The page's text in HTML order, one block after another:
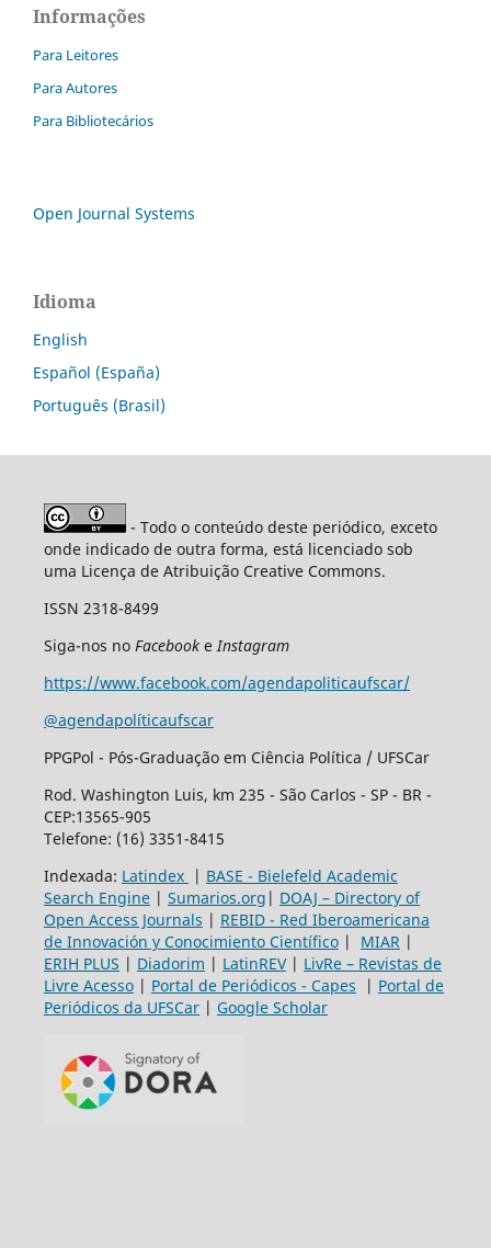
Informações
Para Leitores
Para Autores
Para Bibliotecários
Open Journal Systems
Idioma
English
Español (España)
Português (Brasil)
- Todo o conteúdo deste periódico, exceto
onde indicado de outra forma, está licenciado sob
uma Licença de Atribuição Creative Commons.
ISSN 2318-8499
Siga-nos no Facebook e Instagram
https://www.facebook.com/agendapoliticaufscar/
@agendapolíticaufscar
PPGPol - Pós-Graduação em Ciência Política / UFSCar
Rod. Washington Luis, km 235 - São Carlos - SP - BR -
CEP:13565-905
Telefone: (16) 3351-8415
Indexada: Latindex | BASE - Bielefeld Academic
Search Engine| Sumarios.org | DOAJ – Directory of
Open Access Journals | REBID - Red Iberoamericana
de Innovación y Conocimiento Científico| MIAR |
ERIH PLUS | Diadorim | LatinREV| LivRe – Revistas de
Livre Acesso| Portal de Periódicos - Capes | Portal de
Periódicos da UFSCar| Google Scholar